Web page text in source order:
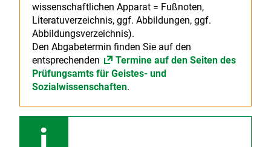
wissenschaftlichen Apparat = Fußnoten,
Literatuverzeichnis, ggf. Abbildungen, ggf.
Abbildungsverzeichnis).
Den Abgabetermin finden Sie auf den
entsprechenden
Termine auf den Seiten des
Prüfungsamts für Geistes- und
Sozialwissenschaften.